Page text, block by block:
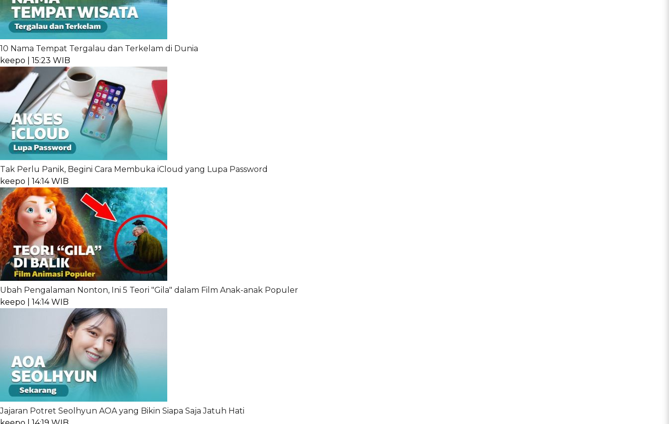
10 Nama Tempat Tergalau dan Terkelam di Dunia
keepo | 15:23 WIB
Tak Perlu Panik, Begini Cara Membuka iCloud yang Lupa Password
keepo | 14:14 WIB
Ubah Pengalaman Nonton, Ini 5 Teori "Gila" dalam Film Anak-anak Populer
keepo | 14:14 WIB
Jajaran Potret Seolhyun AOA yang Bikin Siapa Saja Jatuh Hati